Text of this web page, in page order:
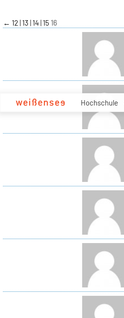
Hochschule
← 12 13 14 15 16